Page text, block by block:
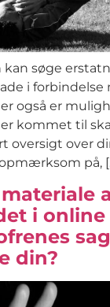
kan søge
i forbindelse
også er
kommet til
oversigt over
på,
i online
din?